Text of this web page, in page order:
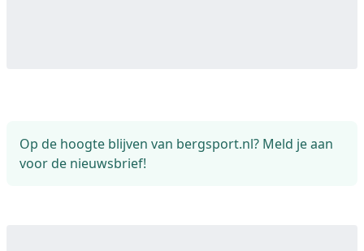
Op de hoogte blijven van bergsport.nl? Meld je aan
voor de nieuwsbrief!